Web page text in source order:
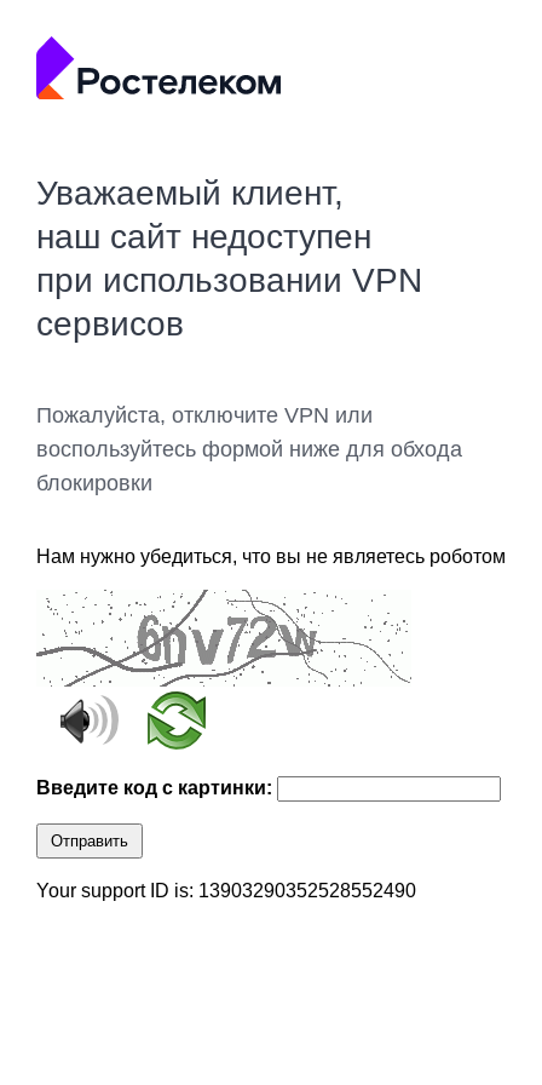
Уважаемый клиент,
наш сайт недоступен
при использовании VPN
сервисов
Пожалуйста, отключите VPN или
воспользуйтесь формой ниже для обхода
блокировки
Нам нужно убедиться, что вы не являетесь роботом
Введите код с картинки:
Отправить
Your support ID is: 13903290352528552490